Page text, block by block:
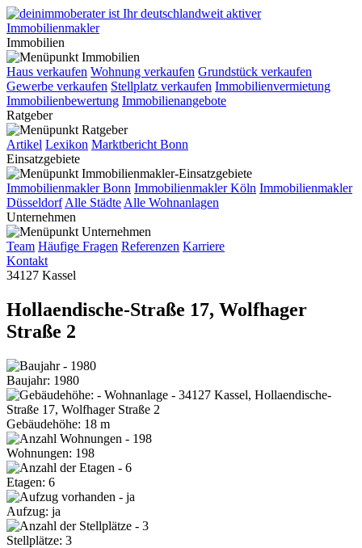
Immobilien
Haus verkaufen Wohnung verkaufen Grundstück verkaufen
Gewerbe verkaufen Stellplatz verkaufen Immobilienvermietung
Immobilienbewertung Immobilienangebote
Ratgeber
Artikel Lexikon Marktbericht Bonn
Einsatzgebiete
Immobilienmakler Bonn Immobilienmakler Köln Immobilienmakler
Düsseldorf Alle Städte Alle Wohnanlagen
Unternehmen
Team Häufige Fragen Referenzen Karriere
Kontakt
34127 Kassel
Hollaendische-Straße 17, Wolfhager
Straße 2
Baujahr: 1980
Gebäudehöhe: 18 m
Wohnungen: 198
Etagen: 6
Aufzug: ja
Stellplätze: 3